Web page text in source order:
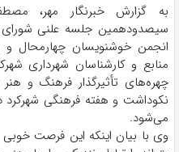
به گزارش خبرنگار مهر،
سیصدودهمین جلسه علنی
انجمن خوشنویسان چهارمحال و
منابع و کارشناسان شهرداری
چهره‌های تأثیرگذار فرهنگ و هنر
می‌شود.
وی با بیان اینکه این فرصت